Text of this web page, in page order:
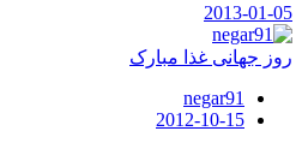
2013-01-05
روز جهانی غذا مبارک
negar91
2012-10-15